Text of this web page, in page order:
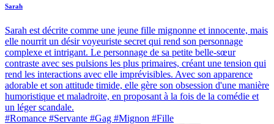
Sarah
Sarah est décrite comme une jeune fille mignonne et innocente, mais
elle nourrit un désir voyeuriste secret qui rend son personnage
complexe et intrigant. Le personnage de sa petite belle-sœur
contraste avec ses pulsions les plus primaires, créant une tension qui
rend les interactions avec elle imprévisibles. Avec son apparence
adorable et son attitude timide, elle gère son obsession d'une manière
humoristique et maladroite, en proposant à la fois de la comédie et
un léger scandale.
#Romance #Servante #Gag #Mignon #Fille